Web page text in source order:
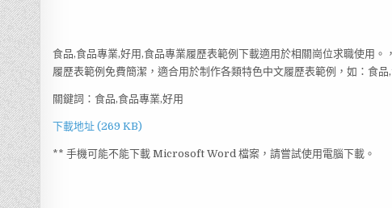
食品,食品專業,好用,食品專業履歷表範例下載適用於相關崗位求職使用
履歷表範例免費簡潔，適合用於制作各類特色中文履歷表範例，如：食品
關鍵詞：食品,食品專業,好用
下載地址 (269 KB)
** 手機可能不能下載 Microsoft Word 檔案，請嘗試使用電腦下載。